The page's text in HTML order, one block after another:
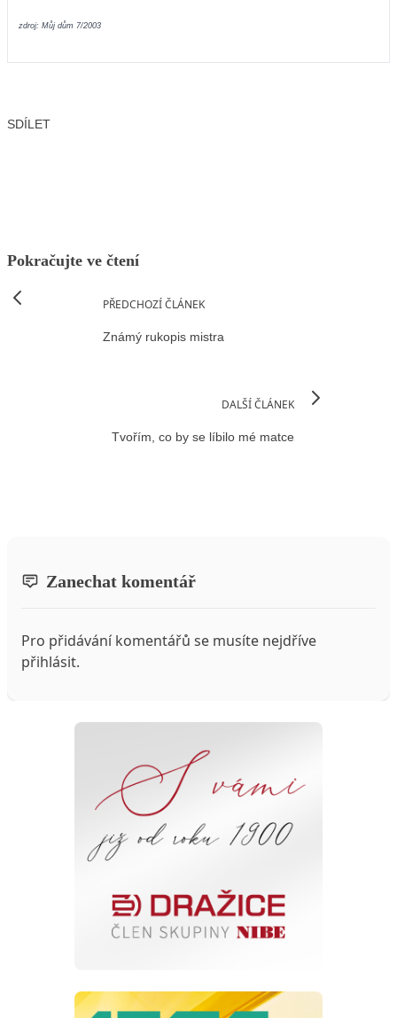
zdroj: Můj dům 7/2003
SDÍLET
Pokračujte ve čtení
PŘEDCHOZÍ ČLÁNEK
Známý rukopis mistra
DALŠÍ ČLÁNEK
Tvořím, co by se líbilo mé matce
Zanechat komentář
Pro přidávání komentářů se musíte nejdříve
přihlásit.